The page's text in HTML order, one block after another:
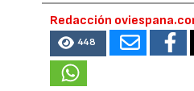
Redacción
448